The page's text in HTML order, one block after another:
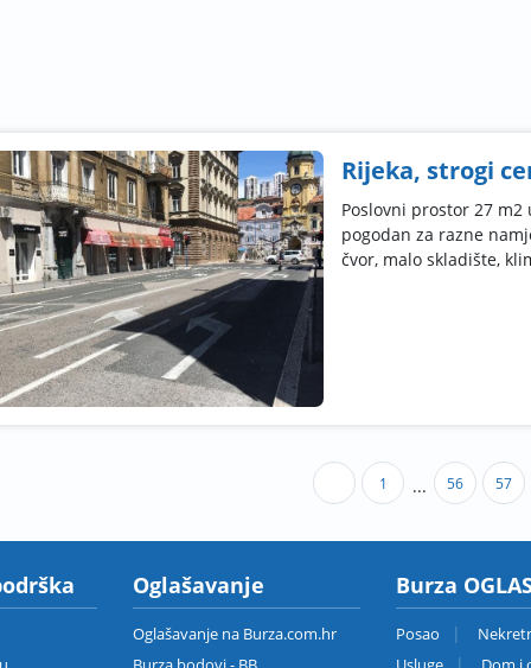
Rijeka, strogi
Poslovni prostor 27
pogodan za razne
čvor, malo skladište,
1 ... 56 57
Oglašavanje
Oglašavanje na Burza.com.hr
Burza
Posao